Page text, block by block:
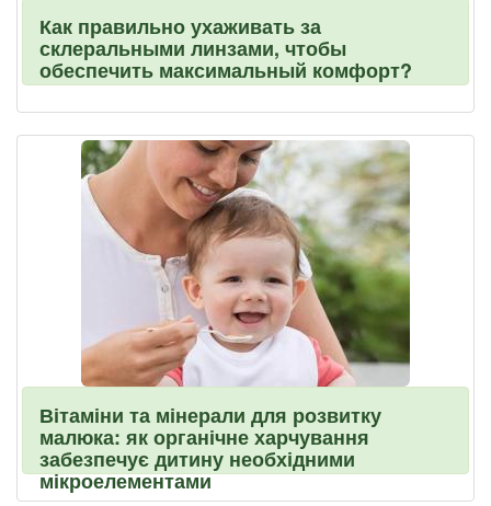
Как правильно ухаживать за
склеральными линзами, чтобы
обеспечить максимальный комфорт?
Вітаміни та мінерали для розвитку
малюка: як органічне харчування
забезпечує дитину необхідними
мікроелементами